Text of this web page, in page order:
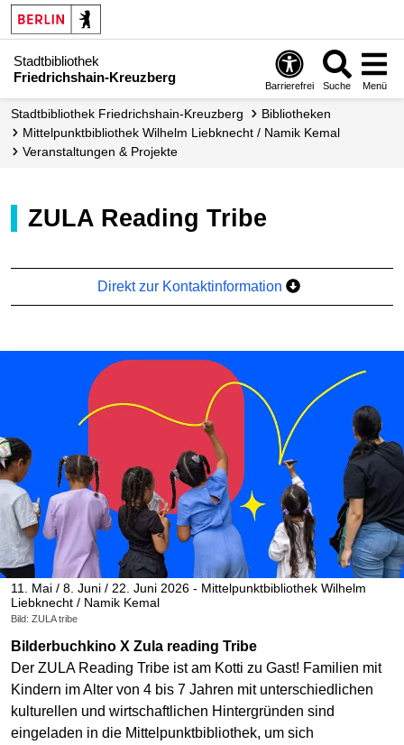
Stadtbibliothek
Friedrichshain-Kreuzberg
Barrierefrei Suche Menü
Stadt­bibliothek Friedrichshain-Kreuzberg
Bibliotheken
Mittelpunkt­bibliothek Wilhelm Liebknecht / Namik Kemal
Veranstaltungen & Projekte
ZULA Reading Tribe
Direkt zur Kontaktinformation
11. Mai / 8. Juni / 22. Juni 2026 - Mittelpunktbibliothek Wilhelm
Liebknecht / Namik Kemal
Bild: ZULA tribe
Bilderbuchkino X Zula reading Tribe
Der ZULA Reading Tribe ist am Kotti zu Gast! Familien mit
Kindern im Alter von 4 bis 7 Jahren mit unterschiedlichen
kulturellen und wirtschaftlichen Hintergründen sind
eingeladen in die Mittelpunktbibliothek, um sich